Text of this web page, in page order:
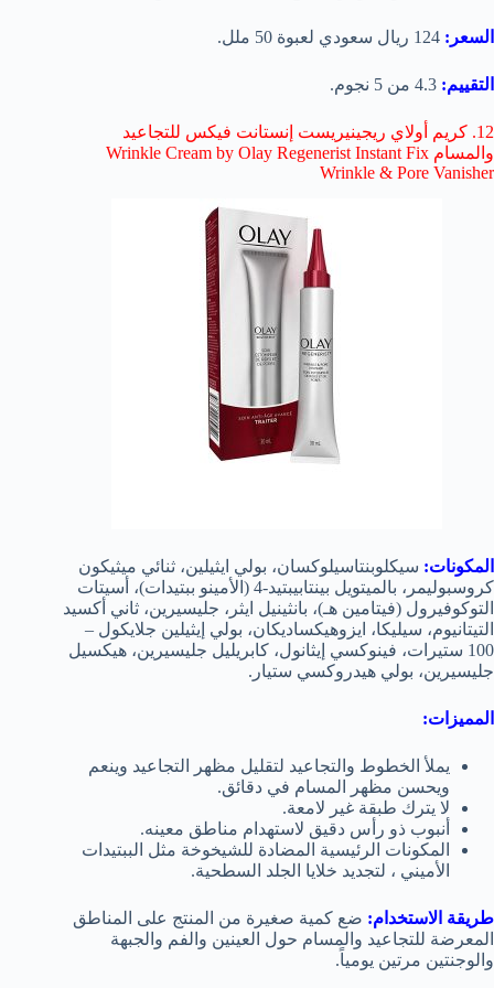
السعر: 124 ريال سعودي لعبوة 50 ملل.
التقييم: 4.3 من 5 نجوم.
12. كريم أولاي ريجينيريست إنستانت فيكس للتجاعيد
والمسام Wrinkle Cream by Olay Regenerist Instant Fix
Wrinkle & Pore Vanisher
المكونات: سيكلوبنتاسيلوكسان، بولي ايثيلين، ثنائي ميثيكون
كروسبوليمر، بالميتويل بينتابيبتيد-4 (الأمينو ببتيدات)، أسيتات
التوكوفيرول (فيتامين هـ)، بانثينيل ايثر، جليسيرين، ثاني أكسيد
التيتانيوم، سيليكا، ايزوهيكساديكان، بولي إيثيلين جلايكول –
100 ستيرات، فينوكسي إيثانول، كابريليل جليسيرين، هيكسيل
جليسيرين، بولي هيدروكسي ستيار.
المميزات:
يملأ الخطوط والتجاعيد لتقليل مظهر التجاعيد وينعم
ويحسن مظهر المسام في دقائق.
لا يترك طبقة غير لامعة.
أنبوب ذو رأس دقيق لاستهدام مناطق معينه.
المكونات الرئيسية المضادة للشيخوخة مثل الببتيدات
الأميني ، لتجديد خلايا الجلد السطحية.
طريقة الاستخدام: ضع كمية صغيرة من المنتج على المناطق
المعرضة للتجاعيد والمسام حول العينين والفم والجبهة
والوجنتين مرتين يومياً.